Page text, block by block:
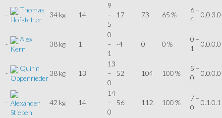
-
Thomas
Hofstetter
34 kg 14
9
–
5
17 73 65 %
6 –
4
0.0.3.0
-
Alex
Kern
38 kg 1
0
–
1
-4 0 0 %
0 –
1
0.0.0.0
-
Quirin
Oppenrieder
38 kg 13
13
–
0
52 104 100 %
5 –
0
0.0.0.0
- Alexander
Stieben
42 kg 14
14
–
0
56 112 100 %
7 –
0
0.1.0.1